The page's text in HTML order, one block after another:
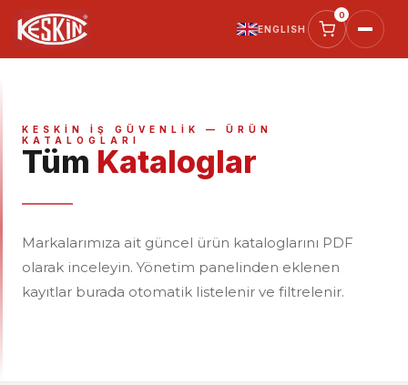
AD SOYAD *
TELEFON *
ENGLISH
0
KESKIN İŞ GÜVENLIK — ÜRÜN
KATALOGLARI
Tüm Kataloglar
Markalarımıza ait güncel ürün kataloglarını PDF
olarak inceleyin. Yönetim panelinden eklenen
kayıtlar burada otomatik listelenir ve filtrelenir.